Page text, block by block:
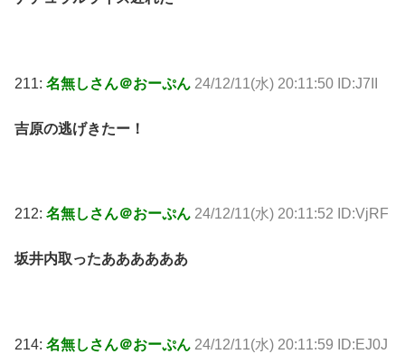
211: 名無しさん＠おーぷん 24/12/11(水) 20:11:50 ID:J7II
吉原の逃げきたー！
212: 名無しさん＠おーぷん 24/12/11(水) 20:11:52 ID:VjRF
坂井内取ったああああああ
214: 名無しさん＠おーぷん 24/12/11(水) 20:11:59 ID:EJ0J